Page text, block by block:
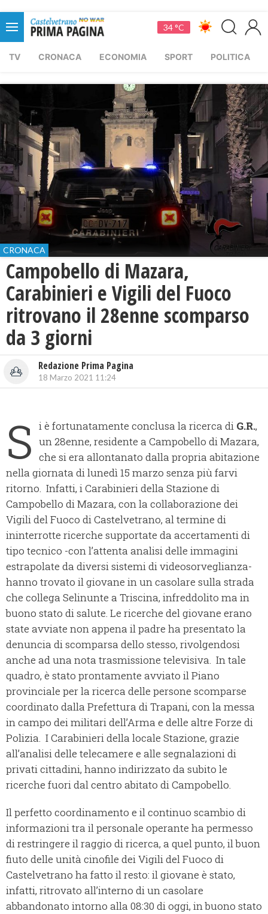
34 °C
TV CRONACA ECONOMIA SPORT POLITICA
CRONACA
Campobello di Mazara,
Carabinieri e Vigili del Fuoco
ritrovano il 28enne scomparso
da 3 giorni
Redazione Prima Pagina
18 Marzo 2021 11:24
S i è fortunatamente conclusa la ricerca di G.R.,
un 28enne, residente a Campobello di Mazara,
che si era allontanato dalla propria abitazione
nella giornata di lunedì 15 marzo senza più farvi
ritorno. Infatti, i Carabinieri della Stazione di
Campobello di Mazara, con la collaborazione dei
Vigili del Fuoco di Castelvetrano, al termine di
ininterrotte ricerche supportate da accertamenti di
tipo tecnico -con l’attenta analisi delle immagini
estrapolate da diversi sistemi di videosorveglianza-
hanno trovato il giovane in un casolare sulla strada
che collega Selinunte a Triscina, infreddolito ma in
buono stato di salute. Le ricerche del giovane erano
state avviate non appena il padre ha presentato la
denuncia di scomparsa dello stesso, rivolgendosi
anche ad una nota trasmissione televisiva. In tale
quadro, è stato prontamente avviato il Piano
provinciale per la ricerca delle persone scomparse
coordinato dalla Prefettura di Trapani, con la messa
in campo dei militari dell’Arma e delle altre Forze di
Polizia. I Carabinieri della locale Stazione, grazie
all’analisi delle telecamere e alle segnalazioni di
privati cittadini, hanno indirizzato da subito le
ricerche fuori dal centro abitato di Campobello.
Il perfetto coordinamento e il continuo scambio di
informazioni tra il personale operante ha permesso
di restringere il raggio di ricerca, a quel punto, il buon
fiuto delle unità cinofile dei Vigili del Fuoco di
Castelvetrano ha fatto il resto: il giovane è stato,
infatti, ritrovato all’interno di un casolare
abbandonato intorno alla 08:30 di oggi, in buono stato